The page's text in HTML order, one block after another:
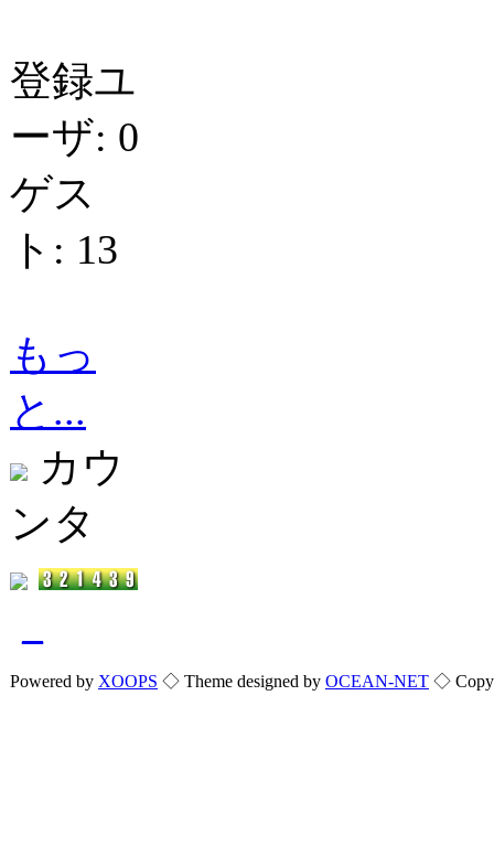
登録ユ
ーザ: 0
ゲス
ト: 13
もっ
と...
カウ
ンタ
Powered by XOOPS ◇ Theme designed by OCEAN-NET ◇